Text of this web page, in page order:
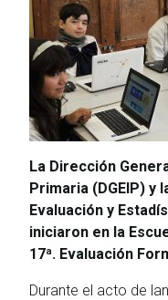
La Dirección
Primaria (DGEIP) y
Evaluación y
iniciaron en la
17ª. Evaluación
Durante el acto de